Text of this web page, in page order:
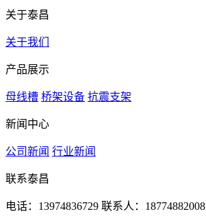
关于泰昌
关于我们
产品展示
母线槽 桥架设备 抗震支架
新闻中心
公司新闻 行业新闻
联系泰昌
电话：13974836729 联系人：18774882008